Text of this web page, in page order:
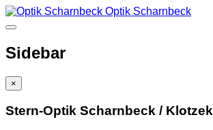
Optik Scharnbeck
Sidebar
×
Stern-Optik Scharnbeck / Klotzek